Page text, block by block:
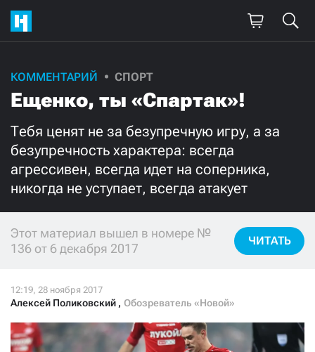
КОММЕНТАРИЙ СПОРТ
Ещенко, ты «Спартак»!
Тебя ценят не за безупречную игру, а за
безупречность характера: всегда
агрессивен, всегда идет на соперника,
никогда не уступает, всегда атакует
Этот материал вышел в номере №
136 от 6 декабря 2017
ЧИТАТЬ
Алексей Поликовский , Обозреватель «Новой»
Поддержите
нашу работу!
Ежемесячно Разово
3000 1000
500 300
Нажимая кнопку «Стать соучастником»,
я принимаю условия и подтверждаю свое гражданство РФ
СТАТЬ СОУЧАСТНИКОМ
ПОДЕЛИТЬСЯ С ДРУЗЬЯМИ